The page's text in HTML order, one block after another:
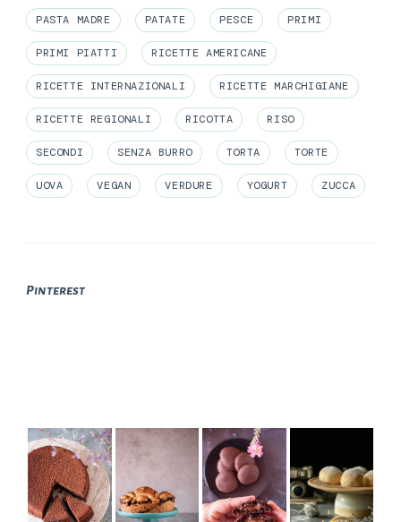
PASTA MADRE PATATE PESCE PRIMI
PRIMI PIATTI RICETTE AMERICANE
RICETTE INTERNAZIONALI RICETTE MARCHIGIANE
RICETTE REGIONALI RICOTTA RISO
SECONDI SENZA BURRO TORTA TORTE
UOVA VEGAN VERDURE YOGURT ZUCCA
Pinterest